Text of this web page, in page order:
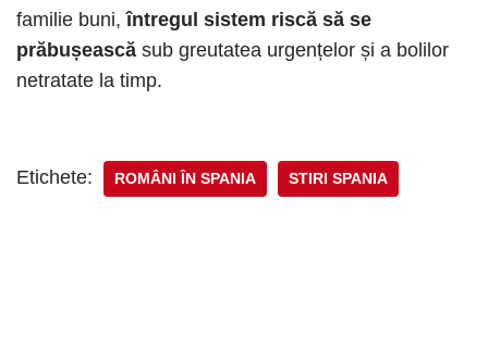
familie buni, întregul sistem riscă să se
prăbușească sub greutatea urgențelor și a bolilor
netratate la timp.
Etichete: ROMÂNI ÎN SPANIA STIRI SPANIA